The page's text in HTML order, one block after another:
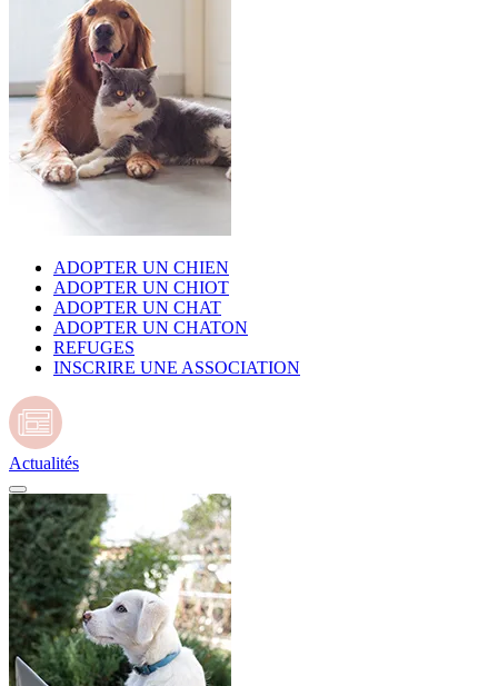
ADOPTER UN CHIEN
ADOPTER UN CHIOT
ADOPTER UN CHAT
ADOPTER UN CHATON
REFUGES
INSCRIRE UNE ASSOCIATION
Actualités